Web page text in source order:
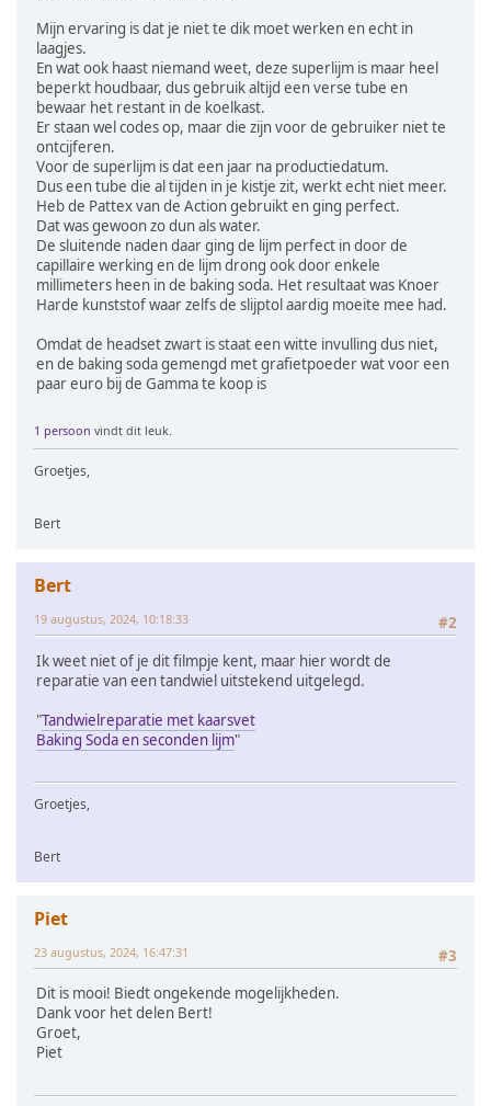
Mijn ervaring is dat je niet te dik moet werken en echt in
laagjes.
En wat ook haast niemand weet, deze superlijm is maar heel
beperkt houdbaar, dus gebruik altijd een verse tube en
bewaar het restant in de koelkast.
Er staan wel codes op, maar die zijn voor de gebruiker niet te
ontcijferen.
Voor de superlijm is dat een jaar na productiedatum.
Dus een tube die al tijden in je kistje zit, werkt echt niet meer.
Heb de Pattex van de Action gebruikt en ging perfect.
Dat was gewoon zo dun als water.
De sluitende naden daar ging de lijm perfect in door de
capillaire werking en de lijm drong ook door enkele
millimeters heen in de baking soda. Het resultaat was Knoer
Harde kunststof waar zelfs de slijptol aardig moeite mee had.
Omdat de headset zwart is staat een witte invulling dus niet,
en de baking soda gemengd met grafietpoeder wat voor een
paar euro bij de Gamma te koop is
1 persoon vindt dit leuk.
Groetjes,
Bert
Bert
#2
19 augustus, 2024, 10:18:33
Ik weet niet of je dit filmpje kent, maar hier wordt de
reparatie van een tandwiel uitstekend uitgelegd.
"Tandwielreparatie met kaarsvet
Baking Soda en seconden lijm"
Groetjes,
Bert
Piet
#3
23 augustus, 2024, 16:47:31
Dit is mooi! Biedt ongekende mogelijkheden.
Dank voor het delen Bert!
Groet,
Piet